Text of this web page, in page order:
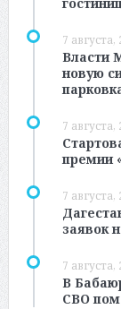
7 августа,
Власти
новую
7 августа,
премии
7 августа,
заявок
7 августа,
В
СВО